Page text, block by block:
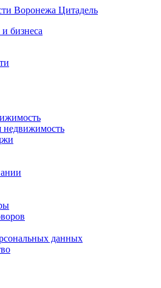
бизнеса
недвижимость
данных